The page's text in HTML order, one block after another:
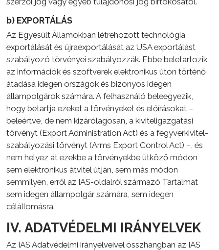
b) EXPORTÁLÁS
Az Egyesült Államokban létrehozott technológia
exportálását és újraexportálását az USA exportálást
szabályozó törvényei szabályozzák. Ebbe beletartozik
az információk és szoftverek elektronikus úton történő
átadása idegen országok és bizonyos idegen
állampolgárok számára. A felhasználó beleegyezik,
hogy betartja ezeket a törvényeket és előírásokat –
beleértve, de nem kizárólagosan, a kiviteligazgatási
törvényt (Export Administration Act) és a fegyverkivitel-
szabályozási törvényt (Arms Export Control Act) –, és
nem helyez át ezekbe a törvényekbe ütköző módon
sem elektronikus átvitel útján, sem más módon
semmilyen, erről az IAS-oldalról származó Tartalmat
sem idegen állampolgár számára, sem idegen
célállomásra.
IV. ADATVÉDELMI IRÁNYELVEK
Az IAS Adatvédelmi irányelveivel összhangban az IAS